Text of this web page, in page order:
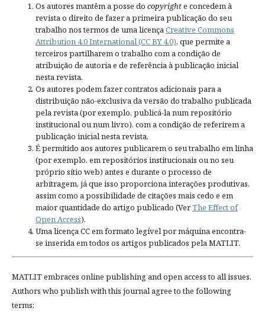
Os autores mantêm a posse do copyrighte concedem à
revista o direito de fazer a primeira publicação do seu
trabalho nos termos de uma licençaCreative Commons
Attribution 4.0 International (CC BY 4.0), que permite a
terceiros partilharem o trabalho com a condição de
atribuição de autoria e de referência à publicação inicial
nesta revista.
Os autores podem fazer contratos adicionais para a
distribuição não-exclusiva da versão do trabalho publicada
pela revista (por exemplo, publicá-la num repositório
institucional ou num livro), com a condição de referirem a
publicação inicial nesta revista.
É permitido aos autores publicarem o seu trabalho em linha
(por exemplo, em repositórios institucionais ou no seu
próprio sítio web) antes e durante o processo de
arbitragem, já que isso proporciona interações produtivas,
assim como a possibilidade de citações mais cedo e em
maior quantidade do artigo publicado (VerThe Effect of
Open Access).
Uma licença CC em formato legível por máquina encontra-
se inserida em todos os artigos publicados pela MATLIT.
MATLIT embraces online publishing and open access to all issues.
Authors who publish with this journal agree to the following
terms: